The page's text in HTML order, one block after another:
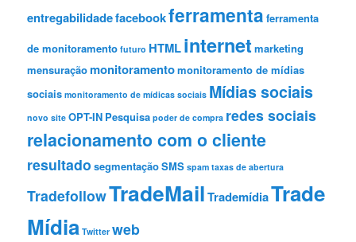
entregabilidadefacebookferramenta ferramenta
de monitoramento futuro HTMLinternet marketing
mensuraçãomonitoramentomonitoramento de mídias
sociais monitoramento de mídicas sociais Mídias sociais
novo site OPT-IN Pesquisa poder de compra redes sociais
relacionamento com o cliente
resultado segmentaçãoSMS spam taxas de abertura
TradefollowTradeMailTrademídiaTrade
Mídia Twitter web